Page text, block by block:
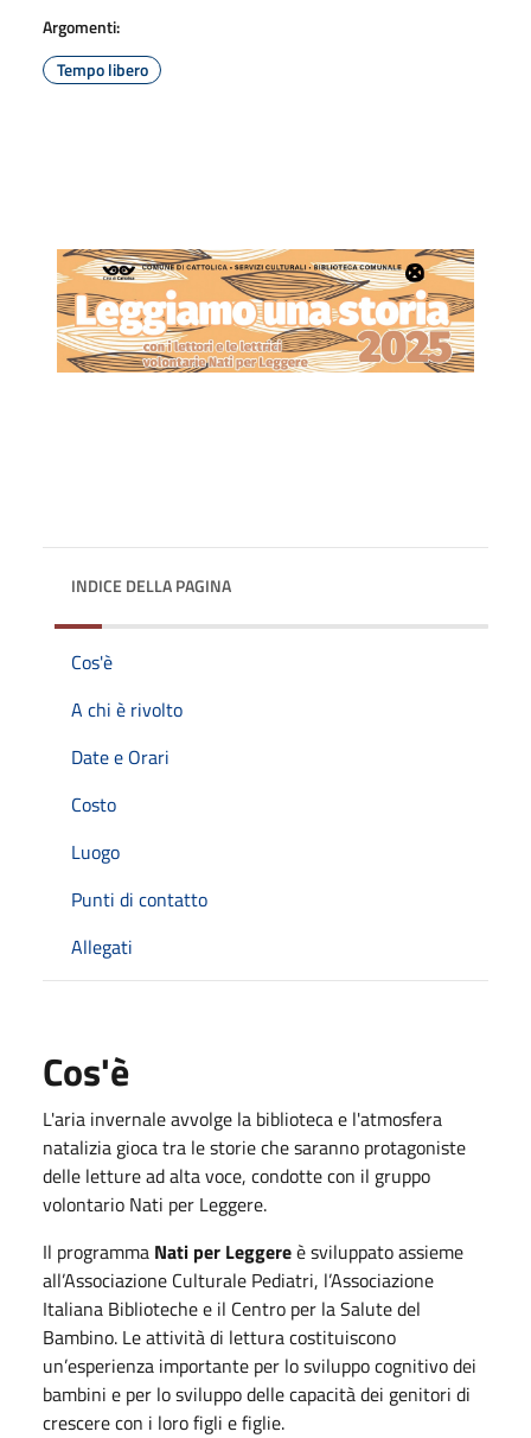
Argomenti:
Tempo libero
INDICE DELLA PAGINA
Cos'è
A chi è rivolto
Date e Orari
Costo
Luogo
Punti di contatto
Allegati
Cos'è
L'aria invernale avvolge la biblioteca e l'atmosfera
natalizia gioca tra le storie che saranno protagoniste
delle letture ad alta voce, condotte con il gruppo
volontario Nati per Leggere.
Il programma Nati per Leggereè sviluppato assieme
all’Associazione Culturale Pediatri, l’Associazione
Italiana Biblioteche e il Centro per la Salute del
Bambino. Le attività di lettura costituiscono
un’esperienza importante per lo sviluppo cognitivo dei
bambini e per lo sviluppo delle capacità dei genitori di
crescere con i loro figli e figlie.